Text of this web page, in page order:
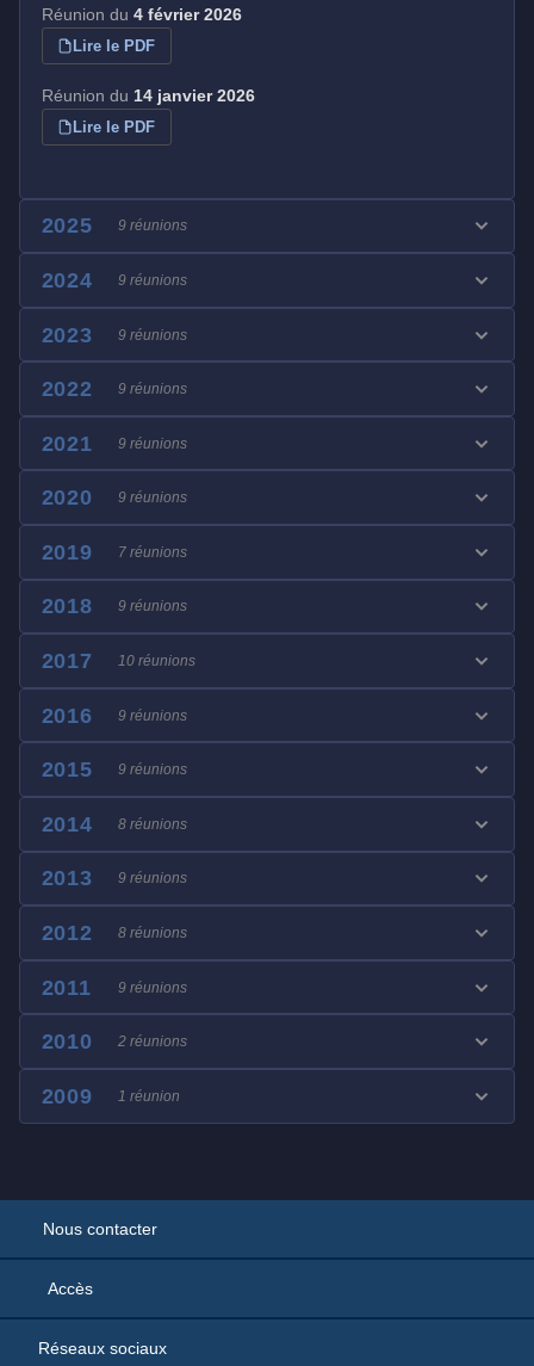
Réunion du 4 février 2026
Lire le PDF
Réunion du 14 janvier 2026
Lire le PDF
2025 9 réunions
2024 9 réunions
2023 9 réunions
2022 9 réunions
2021 9 réunions
2020 9 réunions
2019 7 réunions
2018 9 réunions
2017 10 réunions
2016 9 réunions
2015 9 réunions
2014 8 réunions
2013 9 réunions
2012 8 réunions
2011 9 réunions
2010 2 réunions
2009 1 réunion
Nous contacter
Accès
Réseaux sociaux